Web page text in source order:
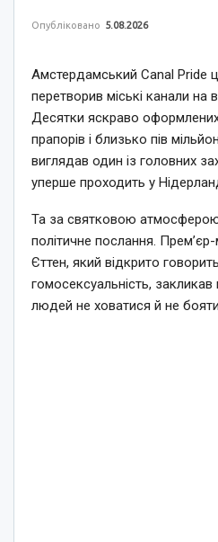
Опубліковано 5.08.2026
Амстердамський Canal Pride
перетворив міські канали на
Десятки яскраво оформлених
прапорів і близько пів
виглядав один із головних
уперше проходить у
Та за святковою
політичне послання. Прем’єр-
Єттен, який відкрито
гомосексуальність,
людей не ховатися й не